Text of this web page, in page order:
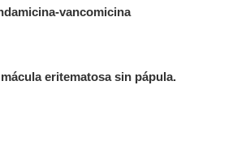
vancomicina
eritematosa sin pápula.